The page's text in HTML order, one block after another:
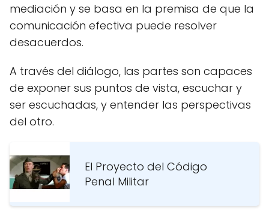
mediación y se basa en la premisa de que la
comunicación efectiva puede resolver
desacuerdos.
A través del diálogo, las partes son capaces
de exponer sus puntos de vista, escuchar y
ser escuchadas, y entender las perspectivas
del otro.
El Proyecto del Código
Penal Militar